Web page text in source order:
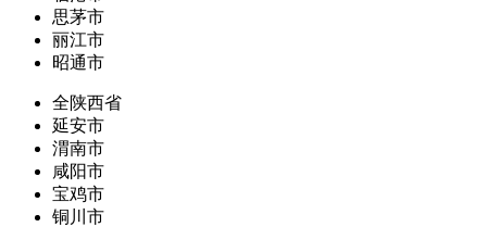
思茅市
丽江市
昭通市
全陕西省
延安市
渭南市
咸阳市
宝鸡市
铜川市